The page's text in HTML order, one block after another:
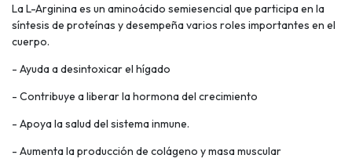
La L-Arginina es un aminoácido semiesencial que participa en la
síntesis de proteínas y desempeña varios roles importantes en el
cuerpo.
- Ayuda a desintoxicar el hígado
- Contribuye a liberar la hormona del crecimiento
- Apoya la salud del sistema inmune.
- Aumenta la producción de colágeno y masa muscular